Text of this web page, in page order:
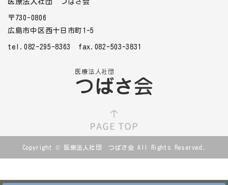
〒730-0806
広島市中区西十日市町1-5
tel.082-295-8363 fax.082-503-3831
Copyright © 医療法人社団 つばさ会 All Rights Reserved.